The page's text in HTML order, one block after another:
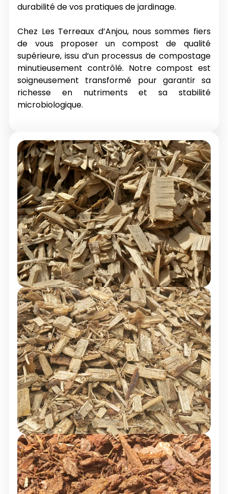
durabilité de vos pratiques de jardinage.
Chez Les Terreaux d’Anjou, nous sommes fiers
de vous proposer un compost de qualité
supérieure, issu d’un processus de compostage
minutieusement contrôlé. Notre compost est
soigneusement transformé pour garantir sa
richesse en nutriments et sa stabilité
microbiologique.